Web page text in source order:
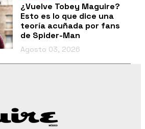
¿Vuelve Tobey Maguire?
Esto es lo que dice una
teoría acuñada por fans
de Spider-Man
Agosto 03, 2026